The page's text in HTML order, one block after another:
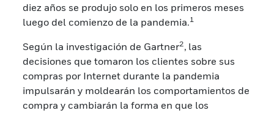
diez años se produjo solo en los primeros meses
luego del comienzo de la pandemia.1
Según la investigación de Gartner2, las
decisiones que tomaron los clientes sobre sus
compras por Internet durante la pandemia
impulsarán y moldearán los comportamientos de
compra y cambiarán la forma en que los